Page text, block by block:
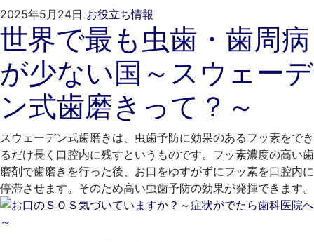
2025年5月24日 お役立ち情報
年
4
26
れ
も
歯
医
院
世界で最も虫歯・歯周病
が少ない国～スウェーデ
ン式歯磨きって？～
スウェーデン式歯磨きは、虫歯予防に効果のあるフッ素をでき
るだけ長く口腔内に残すというものです。フッ素濃度の高い歯
磨剤で歯磨きを行った後、お口をゆすがずにフッ素を口腔内に
停滞させます。そのため高い虫歯予防の効果が発揮できます。